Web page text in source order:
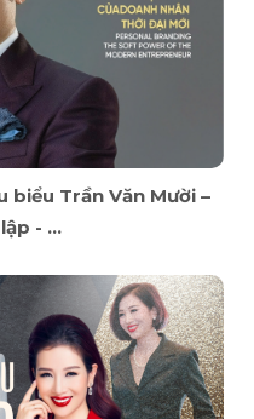
biểu Trần Văn Mười –
- ...